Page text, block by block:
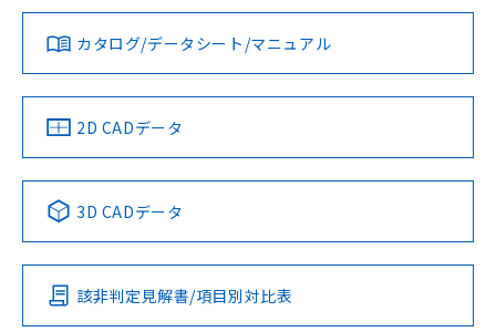
タイムチャート
検出領域
ダウンロードデータをご利用いただく前に、以下を必ずお読
みください。
ソフトウェアの使用条件
対応済み
中国 RoHS 注意事項・凡例
Pb Hg Cd Cr(VI)
O
LR型式承認
（イギリス
船舶規格）
DNV型式承認
（ノルウェー
BV型式承認
（フランス
KR型式
（韓国
No No No No
この製品の規格認証/適合状況ページへ
その他の認証はこちらのページからご検索ください
カタログ/データシート/マニュアル
2D CADデータ
3D CADデータ
該非判定見解書/項目別対比表